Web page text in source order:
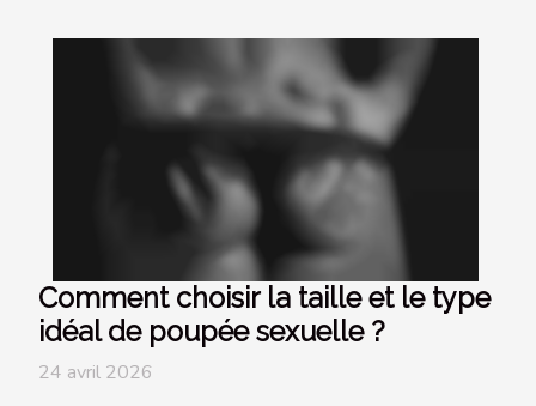
Comment choisir la taille et le type
idéal de poupée sexuelle ?
24 avril 2026